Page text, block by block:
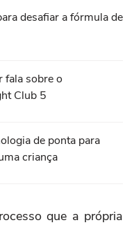
desafiar a fórmula de
fala sobre o
Club 5
de ponta para
criança
que a própria